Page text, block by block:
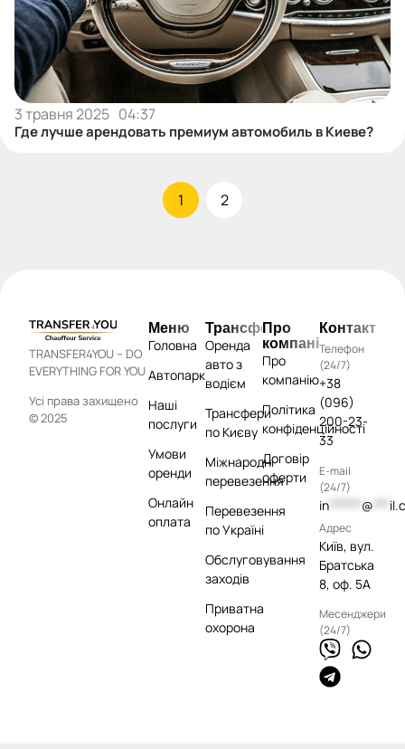
3 травня 2025 04:37
Где лучше арендовать премиум автомобиль в Киеве?
1 2
TRANSFER4YOU – DO
EVERYTHING FOR YOU
Усі права захищено
© 2025
Меню
Головна
Автопарк
Наші
послуги
Умови
оренди
Онлайн
оплата
Трансфери
Оренда
авто з
водієм
Трансфери
по Києву
Міжнародні
перевезення
Перевезення
по Україні
Обслуговування
заходів
Приватна
охорона
Про
компанію
Про
компанію
Політика
конфіденційності
Договір
оферти
Контакти
Телефон
(24/7)
+38
(096)
200-23-
33
E-mail
(24/7)
in****** @
Адрес
Київ, вул.
Братська
8, оф. 5А
Месенджери
(24/7)